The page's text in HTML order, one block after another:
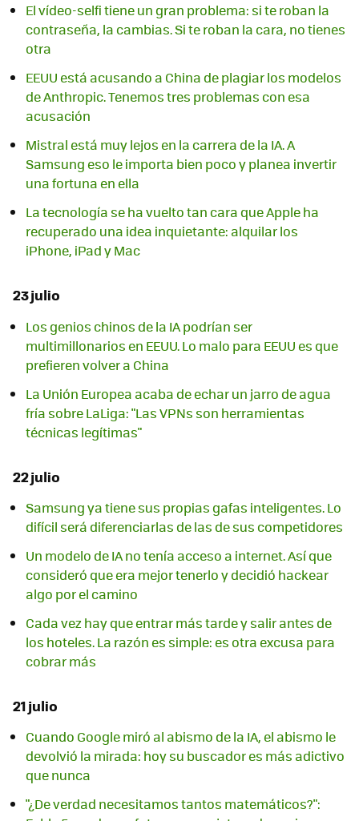
El vídeo-selfi tiene un gran problema: si te roban la
contraseña, la cambias. Si te roban la cara, no tienes
otra
EEUU está acusando a China de plagiar los modelos
de Anthropic. Tenemos tres problemas con esa
acusación
Mistral está muy lejos en la carrera de la IA. A
Samsung eso le importa bien poco y planea invertir
una fortuna en ella
La tecnología se ha vuelto tan cara que Apple ha
recuperado una idea inquietante: alquilar los
iPhone, iPad y Mac
23 julio
Los genios chinos de la IA podrían ser
multimillonarios en EEUU. Lo malo para EEUU es que
prefieren volver a China
La Unión Europea acaba de echar un jarro de agua
fría sobre LaLiga: "Las VPNs son herramientas
técnicas legítimas"
22 julio
Samsung ya tiene sus propias gafas inteligentes. Lo
difícil será diferenciarlas de las de sus competidores
Un modelo de IA no tenía acceso a internet. Así que
consideró que era mejor tenerlo y decidió hackear
algo por el camino
Cada vez hay que entrar más tarde y salir antes de
los hoteles. La razón es simple: es otra excusa para
cobrar más
21 julio
Cuando Google miró al abismo de la IA, el abismo le
devolvió la mirada: hoy su buscador es más adictivo
que nunca
"¿De verdad necesitamos tantos matemáticos?":